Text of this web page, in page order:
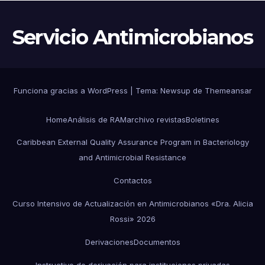
Servicio Antimicrobianos
Funciona gracias a WordPress Tema: Newsup de Themeansar
HomeAnálisis de RAMarchivo revistasBoletines
Caribbean External Quality Assurance Program in Bacteriology
and Antimicrobial Resistance
Contactos
Curso Intensivo de Actualización en Antimicrobianos «Dra. Alicia
Rossi» 2026
DerivacionesDocumentos